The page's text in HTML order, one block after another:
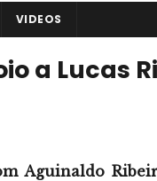
VIDEOS
a Lucas
Aguinaldo